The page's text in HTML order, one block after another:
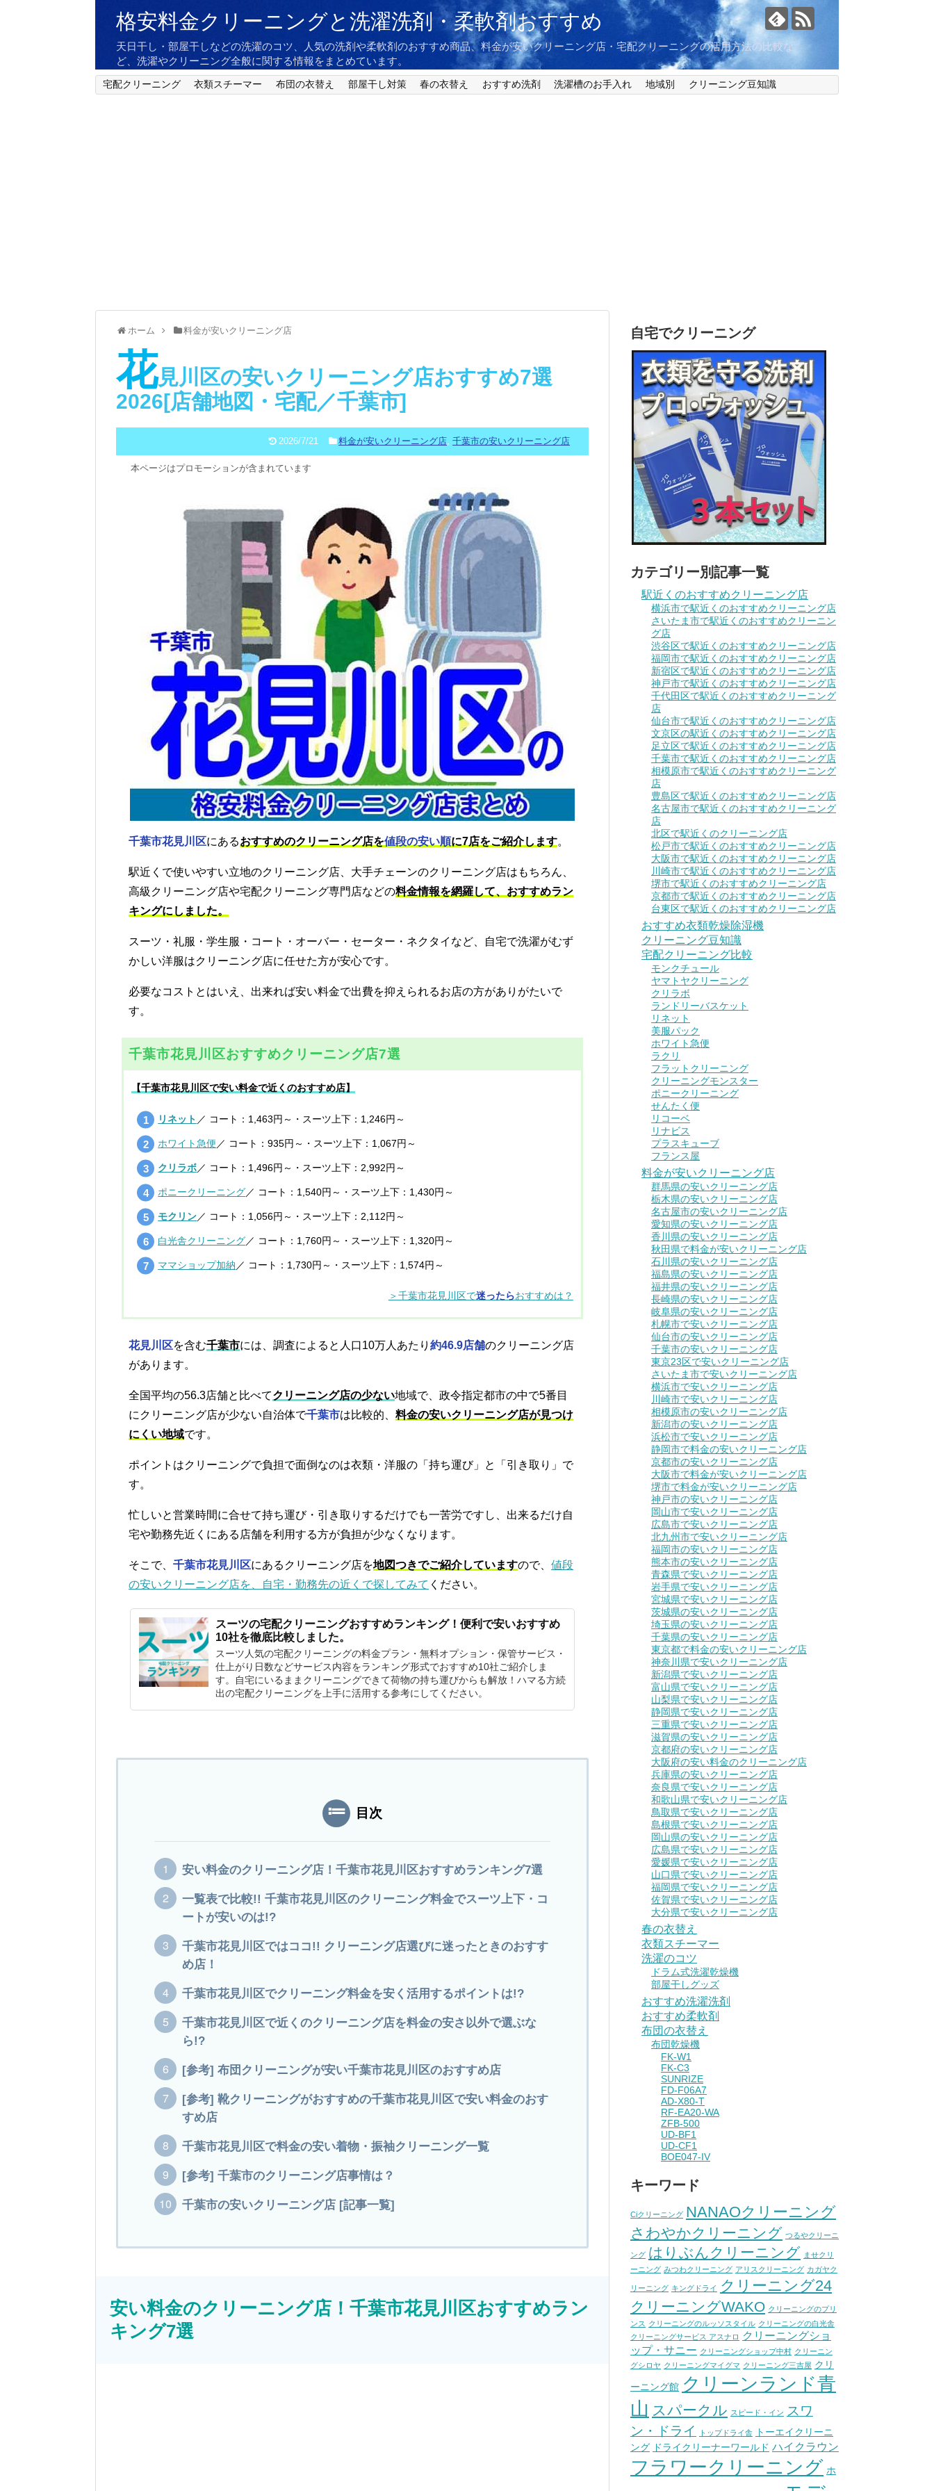
格安料金クリーニングと洗濯洗剤・柔軟剤おすすめ
天日干し・部屋干しなどの洗濯のコツ、人気の洗剤や柔軟剤のおすすめ商品、料金が安いクリーニング店・宅配クリーニングの活用方法の比較な
ど、洗濯やクリーニング全般に関する情報をまとめています。
宅配クリーニング 衣類スチーマー 布団の衣替え 部屋干し対策 春の衣替え おすすめ洗剤 洗濯槽のお手入れ 地域別 クリーニング豆知識
ホーム 料金が安いクリーニング店
花見川区の安いクリーニング店おすすめ7選
2026[店舗地図・宅配／千葉市]
2026/7/21 料金が安いクリーニング店,千葉市の安いクリーニング店
本ページはプロモーションが含まれています
千葉市花見川区にあるおすすめのクリーニング店を値段の安い順に7店をご紹介します。
駅近くで使いやすい立地のクリーニング店、大手チェーンのクリーニング店はもちろん、
高級クリーニング店や宅配クリーニング専門店などの料金情報を網羅して、おすすめラン
キングにしました。
スーツ・礼服・学生服・コート・オーバー・セーター・ネクタイなど、自宅で洗濯がむず
かしい洋服はクリーニング店に任せた方が安心です。
必要なコストとはいえ、出来れば安い料金で出費を抑えられるお店の方がありがたいで
す。
千葉市花見川区おすすめクリーニング店7選
【千葉市花見川区で安い料金で近くのおすすめ店】
リネット ／ コート：1,463円～・スーツ上下：1,246円～
ホワイト急便 ／ コート：935円～・スーツ上下：1,067円～
クリラボ／ コート：1,496円～・スーツ上下：2,992円～
ポニークリーニング／ コート：1,540円～・スーツ上下：1,430円～
モクリン／ コート：1,056円～・スーツ上下：2,112円～
白光舎クリーニング／ コート：1,760円～・スーツ上下：1,320円～
ママショップ加納 ／ コート：1,730円～・スーツ上下：1,574円～
＞千葉市花見川区で迷ったらおすすめは？
花見川区を含む千葉市には、調査によると人口10万人あたり 約46.9店舗のクリーニング店
があります。
全国平均の56.3店舗と比べてクリーニング店の少ない地域で、政令指定都市の中で5番目
にクリーニング店が少ない自治体で千葉市は比較的、 料金の安いクリーニング店が見つけ
にくい地域です。
ポイントはクリーニングで負担で面倒なのは衣類・洋服の「持ち運び」と「引き取り」で
す。
忙しいと営業時間に合せて持ち運び・引き取りするだけでも一苦労ですし、出来るだけ自
宅や勤務先近くにある店舗を利用する方が負担が少なくなります。
そこで、 千葉市花見川区にあるクリーニング店を地図つきでご紹介していますので、 値段
の安いクリーニング店を、自宅・勤務先の近くで探してみて ください。
スーツの宅配クリーニングおすすめランキング！便利で安いおすすめ
10社を徹底比較しました。
スーツ人気の宅配クリーニングの料金プラン・無料オプション・保管サービス・
仕上がり日数などサービス内容をランキング形式でおすすめ10社ご紹介しま
す。自宅にいるままクリーニングできて荷物の持ち運びからも解放！ハマる方続
出の宅配クリーニングを上手に活用する参考にしてください。
目次
安い料金のクリーニング店！千葉市花見川区おすすめランキング7選
一覧表で比較!! 千葉市花見川区のクリーニング料金でスーツ上下・コ
ートが安いのは!?
千葉市花見川区ではココ!! クリーニング店選びに迷ったときのおすす
め店！
千葉市花見川区でクリーニング料金を安く活用するポイントは!?
千葉市花見川区で近くのクリーニング店を料金の安さ以外で選ぶな
ら!?
[参考] 布団クリーニングが安い千葉市花見川区のおすすめ店
[参考] 靴クリーニングがおすすめの千葉市花見川区で安い料金のおす
すめ店
千葉市花見川区で料金の安い着物・振袖クリーニング一覧
[参考] 千葉市のクリーニング店事情は？
千葉市の安いクリーニング店 [記事一覧]
安い料金のクリーニング店！千葉市花見川区おすすめラン
キング7選
自宅でクリーニング
カテゴリー別記事一覧
駅近くのおすすめクリーニング店
横浜市で駅近くのおすすめクリーニング店
さいたま市で駅近くのおすすめクリーニン
グ店
渋谷区で駅近くのおすすめクリーニング店
福岡市で駅近くのおすすめクリーニング店
新宿区で駅近くのおすすめクリーニング店
神戸市で駅近くのおすすめクリーニング店
千代田区で駅近くのおすすめクリーニング
店
仙台市で駅近くのおすすめクリーニング店
文京区の駅近くのおすすめクリーニング店
足立区で駅近くのおすすめクリーニング店
千葉市で駅近くのおすすめクリーニング店
相模原市で駅近くのおすすめクリーニング
店
豊島区で駅近くのおすすめクリーニング店
名古屋市で駅近くのおすすめクリーニング
店
北区で駅近くのクリーニング店
松戸市で駅近くのおすすめクリーニング店
大阪市で駅近くのおすすめクリーニング店
川崎市で駅近くのおすすめクリーニング店
堺市で駅近くのおすすめクリーニング店
京都市で駅近くのおすすめクリーニング店
台東区で駅近くのおすすめクリーニング店
おすすめ衣類乾燥除湿機
クリーニング豆知識
宅配クリーニング比較
モンクチュール
ヤマトヤクリーニング
クリラボ
ランドリーバスケット
リネット
美服パック
ホワイト急便
ラクリ
フラットクリーニング
クリーニングモンスター
ポニークリーニング
せんたく便
リコーベ
リナビス
プラスキューブ
フランス屋
料金が安いクリーニング店
群馬県の安いクリーニング店
栃木県の安いクリーニング店
名古屋市の安いクリーニング店
愛知県の安いクリーニング店
香川県の安いクリーニング店
秋田県で料金が安いクリーニング店
石川県の安いクリーニング店
福島県の安いクリーニング店
福井県の安いクリーニング店
長崎県の安いクリーニング店
岐阜県の安いクリーニング店
札幌市で安いクリーニング店
仙台市の安いクリーニング店
千葉市の安いクリーニング店
東京23区で安いクリーニング店
さいたま市で安いクリーニング店
横浜市で安いクリーニング店
川崎市で安いクリーニング店
相模原市の安いクリーニング店
新潟市の安いクリーニング店
浜松市で安いクリーニング店
静岡市で料金の安いクリーニング店
京都市の安いクリーニング店
大阪市で料金が安いクリーニング店
堺市で料金が安いクリーニング店
神戸市の安いクリーニング店
岡山市で安いクリーニング店
広島市で安いクリーニング店
北九州市で安いクリーニング店
福岡市の安いクリーニング店
熊本市の安いクリーニング店
青森県で安いクリーニング店
岩手県で安いクリーニング店
宮城県で安いクリーニング店
茨城県の安いクリーニング店
埼玉県の安いクリーニング店
千葉県の安いクリーニング店
東京都で料金の安いクリーニング店
神奈川県で安いクリーニング店
新潟県で安いクリーニング店
富山県で安いクリーニング店
山梨県で安いクリーニング店
静岡県で安いクリーニング店
三重県で安いクリーニング店
滋賀県の安いクリーニング店
京都府の安いクリーニング店
大阪府の安い料金のクリーニング店
兵庫県の安いクリーニング店
奈良県で安いクリーニング店
和歌山県で安いクリーニング店
鳥取県で安いクリーニング店
島根県で安いクリーニング店
岡山県の安いクリーニング店
広島県で安いクリーニング店
愛媛県で安いクリーニング店
山口県で安いクリーニング店
福岡県で安いクリーニング店
佐賀県で安いクリーニング店
大分県で安いクリーニング店
春の衣替え
衣類スチーマー
洗濯のコツ
ドラム式洗濯乾燥機
部屋干しグッズ
おすすめ洗濯洗剤
おすすめ柔軟剤
布団の衣替え
布団乾燥機
FK-W1
FK-C3
SUNRIZE
FD-F06A7
AD-X80-T
RF-EA20-WA
ZFB-500
UD-BF1
UD-CF1
BOE047-IV
キーワード
Ciクリーニング NANAOクリーニング
さわやかクリーニング つるやクリーニ
ング はりぶんクリーニング ませクリ
ーニング みつわクリーニング アリスクリーニング カガヤク
リーニング キングドライ クリーニング24
クリーニングWAKO クリーニングのプリ
ンス クリーニングのルッソスタイル クリーニングの白光舎
クリーニングサービス アスナロ
クリーニングショ
ップ・サニー クリーニングショップ中村 クリーニン
グシロヤ クリーニングマイグマ クリーニング三吉屋 クリ
ーニング館 クリーンランド青
山 スパークル スピード・イン スワ
ン・ドライ
トップドライ舎
トーエイクリーニ
ング ドライクリーナーワールド ハイクラウン
フラワークリーニング ホ